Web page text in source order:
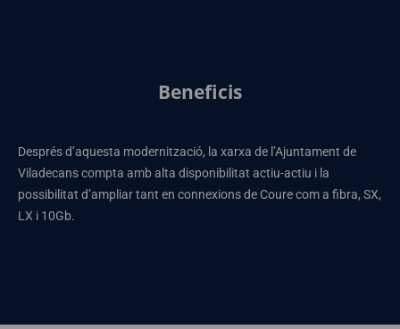
Beneficis
Després d’aquesta modernització, la xarxa de l’Ajuntament de
Viladecans compta amb alta disponibilitat actiu-actiu i la
possibilitat d’ampliar tant en connexions de Coure com a fibra, SX,
LX i 10Gb.